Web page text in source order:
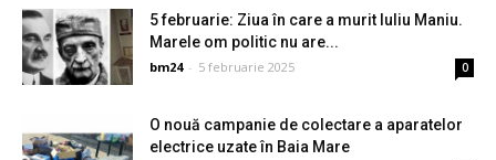
5 februarie: Ziua în care a murit Iuliu Maniu.
Marele om politic nu are...
bm24 - 5 februarie 2025 0
O nouă campanie de colectare a aparatelor
electrice uzate în Baia Mare